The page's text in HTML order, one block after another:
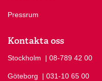
Pressrum
Kontakta oss
Stockholm Ring Stockholm på
| 08-789 42 00
Göteborg Ring Göteborg på
| 031-10 65 00